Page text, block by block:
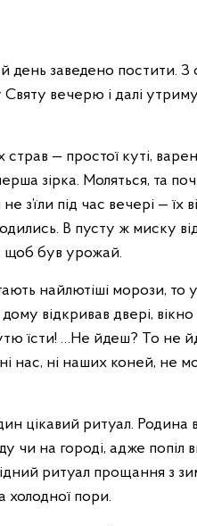
день заведено постити. З
вечерю і далі
— простої куті,
зірка. Моляться, та
з’їли під час вечері — їх
В пусту ж миску
щоб був урожай.
найлютіші морози, то
відкривав двері,
їсти! …Не йдеш? То не
ні наших коней, не
цікавий ритуал. Родина
чи на городі, адже попіл
ритуал прощання з
пори.